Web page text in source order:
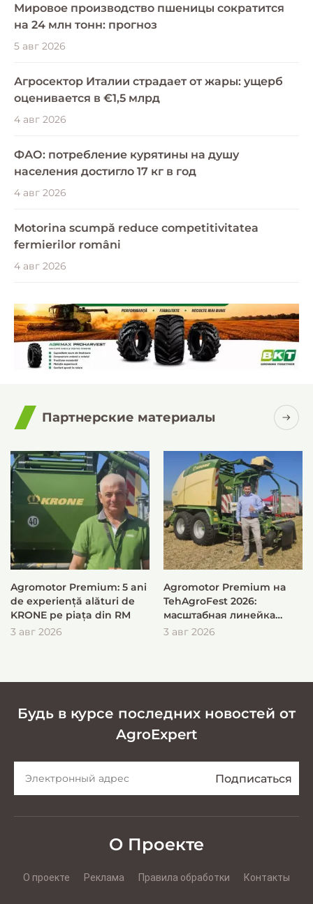
Мировое производство пшеницы сократится
на 24 млн тонн: прогноз
5 авг 2026
Агросектор Италии страдает от жары: ущерб
оценивается в €1,5 млрд
4 авг 2026
ФАО: потребление курятины на душу
населения достигло 17 кг в год
4 авг 2026
Motorina scumpă reduce competitivitatea
fermierilor români
4 авг 2026
Партнерские материалы
Agromotor Premium: 5 ani
de experiență alături de
KRONE pe piața din RM
3 авг 2026
Agromotor Premium на
TehAgroFest 2026:
масштабная линейка
KRONE для быстрой и
3 авг 2026
Будь в курсе последних новостей от
AgroExpert
О Проекте
О проекте Реклама Правила обработки Контакты